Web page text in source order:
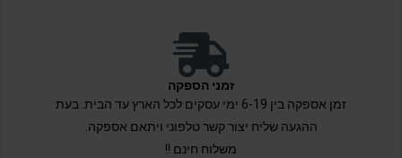
זמני הספקה
זמן אספקה בין 6-19 ימי עסקים לכל הארץ עד הבית. בעת
ההגעה שליח יצור קשר טלפוני ויתאם אספקה.
משלוח חינם !!